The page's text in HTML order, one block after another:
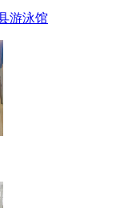
游泳馆